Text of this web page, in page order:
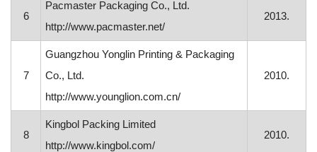
6
Pacmaster Packaging Co., Ltd.
http://www.pacmaster.net/
2013.
7
Guangzhou Yonglin Printing & Packaging
Co., Ltd.
http://www.younglion.com.cn/
2010.
8
Kingbol Packing Limited
http://www.kingbol.com/
2010.